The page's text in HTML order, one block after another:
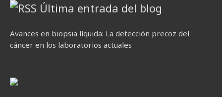
Última entrada del blog
Avances en biopsia líquida: La detección precoz del
cáncer en los laboratorios actuales